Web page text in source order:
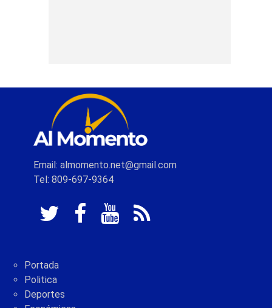
Email: almomento.net@gmail.com
Tel: 809-697-9364
Portada
Politica
Deportes